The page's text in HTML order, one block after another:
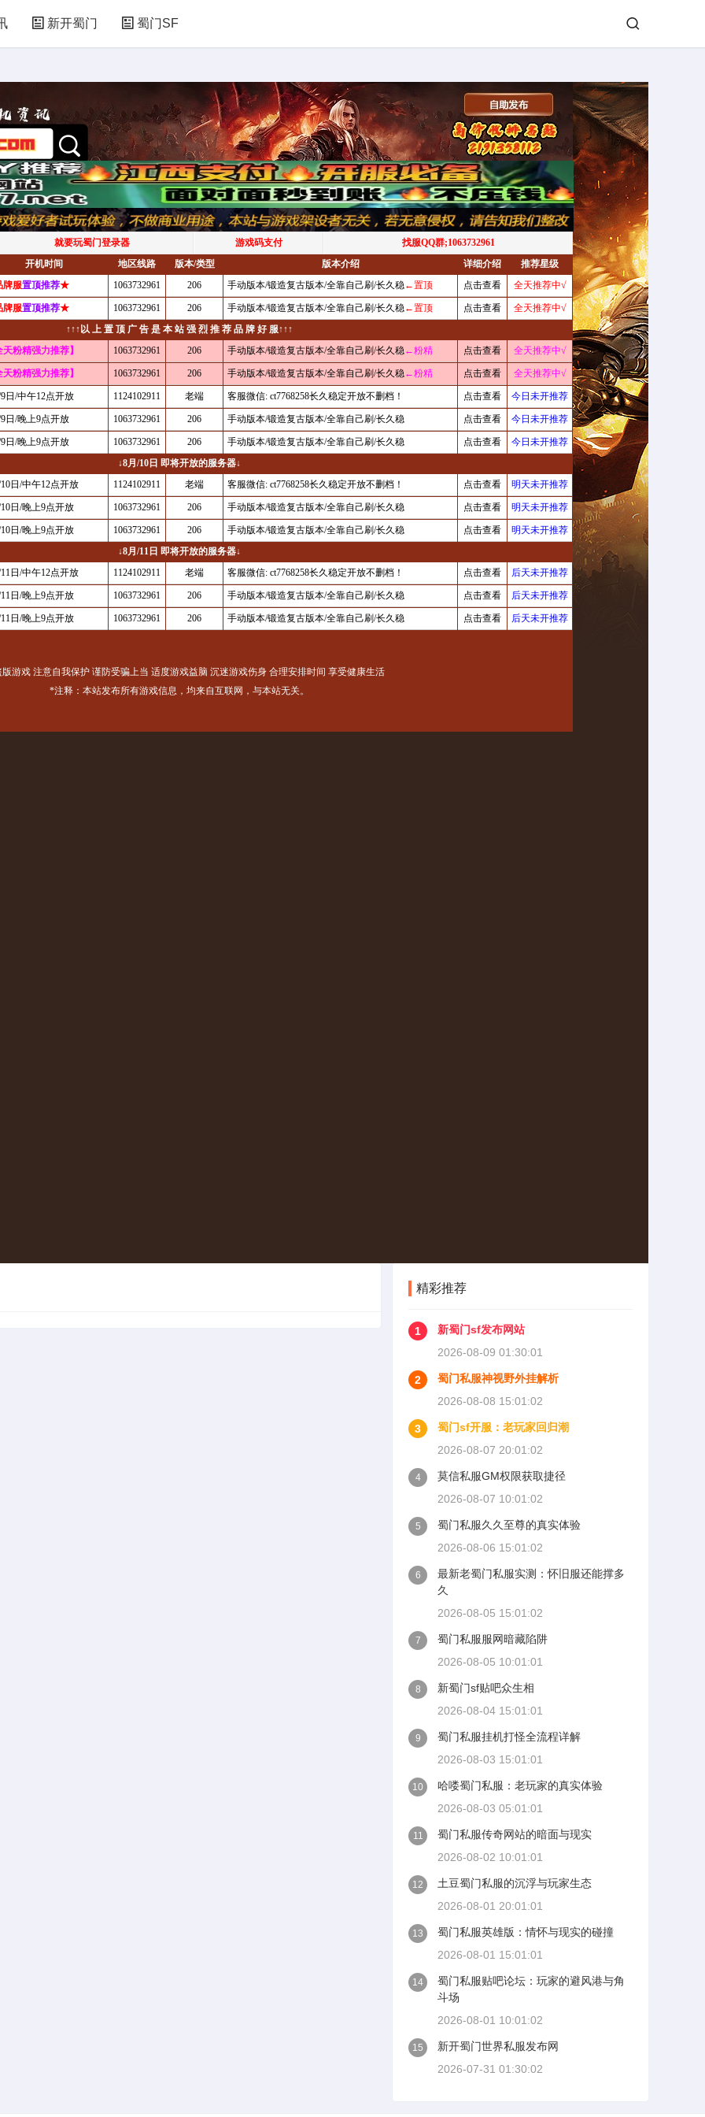
新开蜀门 蜀门SF
精彩推荐
1
新蜀门sf发布网站
2026-08-09 01:30:01
2
蜀门私服神视野外挂解析
2026-08-08 15:01:02
3
蜀门sf开服：老玩家回归潮
2026-08-07 20:01:02
4
莫信私服GM权限获取捷径
2026-08-07 10:01:02
5
蜀门私服久久至尊的真实体验
2026-08-06 15:01:02
6
最新老蜀门私服实测：怀旧服还能撑多
久
2026-08-05 15:01:02
7
蜀门私服服网暗藏陷阱
2026-08-05 10:01:01
8
新蜀门sf贴吧众生相
2026-08-04 15:01:01
9
蜀门私服挂机打怪全流程详解
2026-08-03 15:01:01
10
哈喽蜀门私服：老玩家的真实体验
2026-08-03 05:01:01
11
蜀门私服传奇网站的暗面与现实
2026-08-02 10:01:01
12
土豆蜀门私服的沉浮与玩家生态
2026-08-01 20:01:01
13
蜀门私服英雄版：情怀与现实的碰撞
2026-08-01 15:01:01
14
蜀门私服贴吧论坛：玩家的避风港与角
斗场
2026-08-01 10:01:02
15
新开蜀门世界私服发布网
2026-07-31 01:30:02